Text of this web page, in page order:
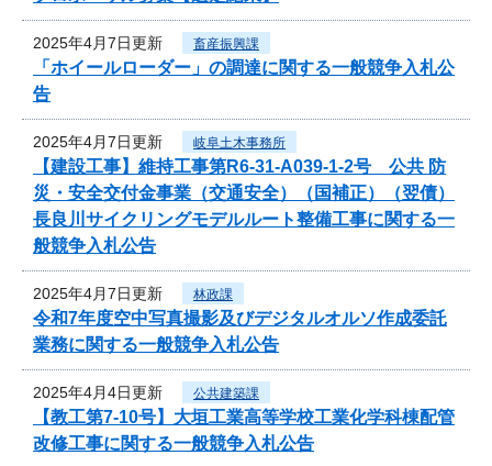
2025年4月7日更新 畜産振興課
「ホイールローダー」の調達に関する一般競争入札公
告
2025年4月7日更新 岐阜土木事務所
【建設工事】維持工事第R6-31-A039-1-2号 公共 防
災・安全交付金事業（交通安全）（国補正）（翌債）
長良川サイクリングモデルルート整備工事に関する一
般競争入札公告
2025年4月7日更新 林政課
令和7年度空中写真撮影及びデジタルオルソ作成委託
業務に関する一般競争入札公告
2025年4月4日更新 公共建築課
【教工第7-10号】大垣工業高等学校工業化学科棟配管
改修工事に関する一般競争入札公告